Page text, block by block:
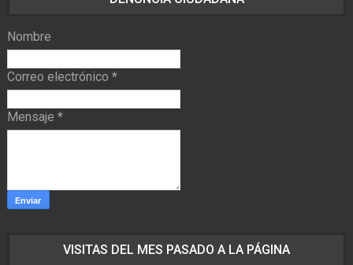
Nombre
Correo electrónico *
Mensaje *
VISITAS DEL MES PASADO A LA PÁGINA